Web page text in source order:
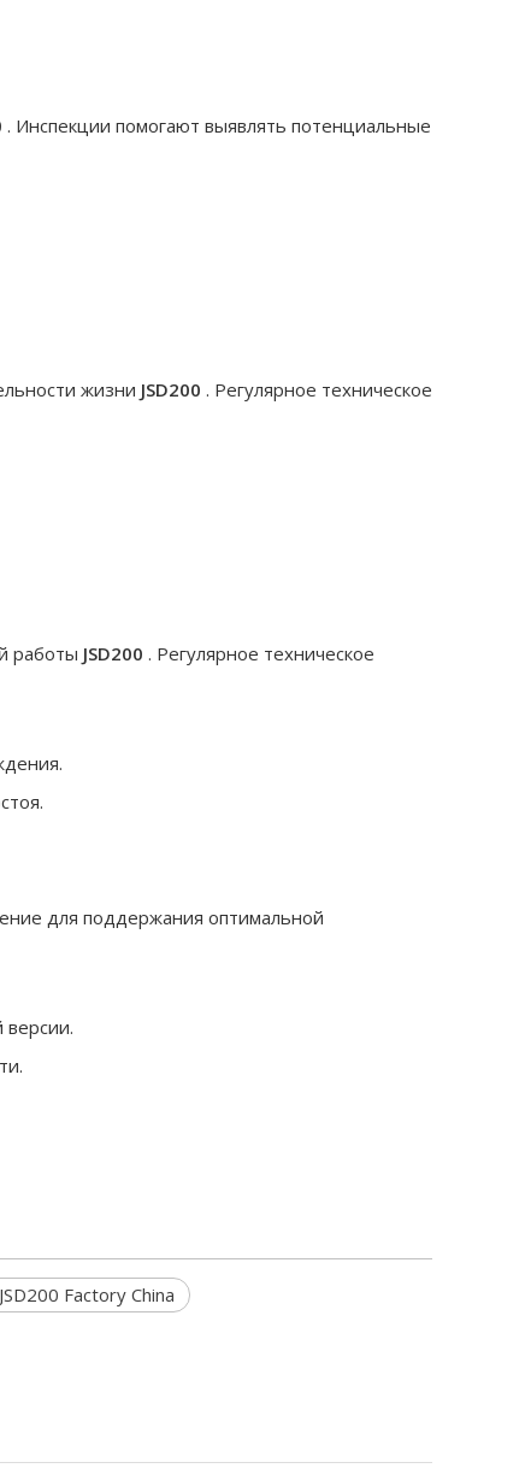
. Инспекции помогают выявлять потенциальные
жизни JSD200 . Регулярное техническое
работы JSD200 . Регулярное техническое
для поддержания оптимальной
Factory China